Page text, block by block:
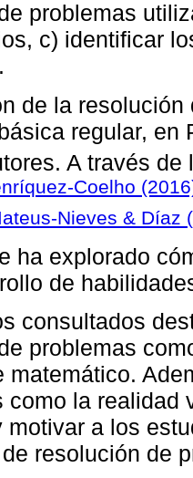
problemas
c) identificar
de la
regular, en
A través
Coelho
Nieves & Díaz
ha explorado
de
consultados
problemas
matemático.
como la realidad
motivar a los
resolución de